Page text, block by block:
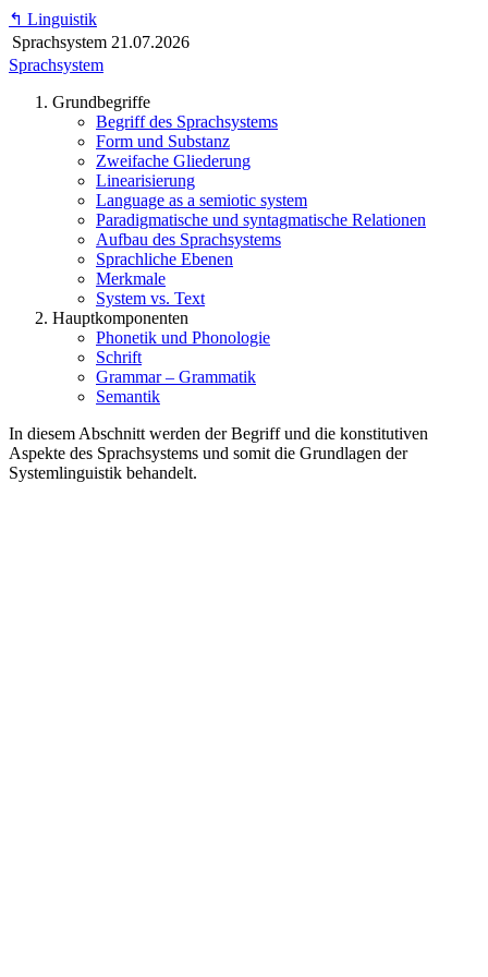
↰ Linguistik
Sprachsystem 21.07.2026
Sprachsystem
Grundbegriffe
Begriff des Sprachsystems
Form und Substanz
Zweifache Gliederung
Linearisierung
Language as a semiotic system
Paradigmatische und syntagmatische Relationen
Aufbau des Sprachsystems
Sprachliche Ebenen
Merkmale
System vs. Text
Hauptkomponenten
Phonetik und Phonologie
Schrift
Grammar – Grammatik
Semantik
In diesem Abschnitt werden der Begriff und die konstitutiven
Aspekte des Sprachsystems und somit die Grundlagen der
Systemlinguistik behandelt.